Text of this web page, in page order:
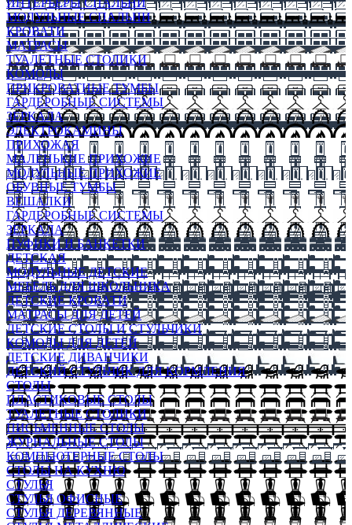
ИНТЕРЬЕРЫ СПАЛЬНИ
МОДУЛЬНЫЕ СПАЛЬНИ
КРОВАТИ
МАТРАСЫ
ТУАЛЕТНЫЕ СТОЛИКИ
КОМОДЫ
ПРИКРОВАТНЫЕ ТУМБЫ
ГАРДЕРОБНЫЕ СИСТЕМЫ
ЗЕРКАЛА
ЭЛЕКТРОКАМИНЫ
ПРИХОЖАЯ
МАЛЕНЬКИЕ ПРИХОЖИЕ
МОДУЛЬНЫЕ ПРИХОЖИЕ
ОБУВНЫЕ ТУМБЫ
ВЕШАЛКИ
ГАРДЕРОБНЫЕ СИСТЕМЫ
ЗЕРКАЛА
ПУФИКИ И БАНКЕТКИ
ДЕТСКАЯ
МОДУЛЬНЫЕ ДЕТСКИЕ
МЕБЕЛЬ ДЛЯ ШКОЛЬНИКА
ДЕТСКИЕ КРОВАТИ
МАТРАСЫ ДЛЯ ДЕТЕЙ
ДЕТСКИЕ СТОЛЫ И СТУЛЬЧИКИ
КОМОДЫ ДЛЯ ДЕТЕЙ
ДЕТСКИЕ ДИВАНЧИКИ
ДЕТСКИЙ СТУЛЬЧИК ДЛЯ КОРМЛЕНИЯ
СТОЛЫ
ПЛАСТИКОВЫЕ СТОЛЫ
ТУАЛЕТНЫЕ СТОЛИКИ
ПИСЬМЕННЫЕ СТОЛЫ
ЖУРНАЛЬНЫЕ СТОЛЫ
КОМПЬЮТЕРНЫЕ СТОЛЫ
СТОЛЫ НА КУХНЮ
СТУЛЬЯ
СТУЛЬЯ ОФИСНЫЕ
СТУЛЬЯ ДЕРЕВЯННЫЕ